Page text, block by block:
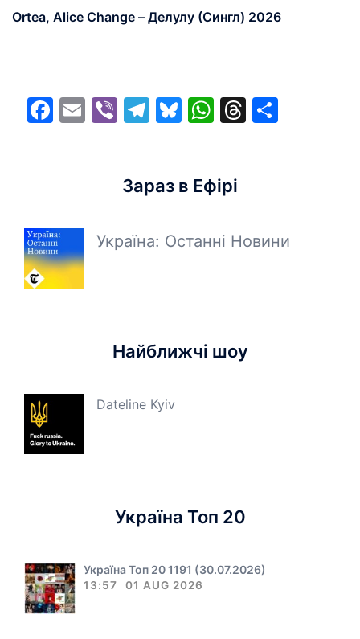
Ortea, Alice Change – Делулу (Сингл) 2026
Facebook
EmailViberTelegram
Bluesky
WhatsApp
Threads
Зараз в Ефірі
Україна: Останні Новини
Найближчі шоу
Dateline Kyiv
Україна Топ 20
Україна Топ 20 1191 (30.07.2026)
13:57 01 AUG 2026